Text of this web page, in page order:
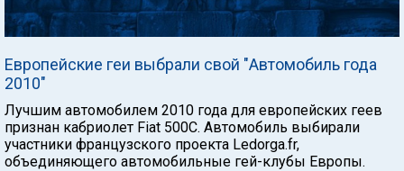
Европейские геи выбрали свой "Автомобиль года
2010"
Лучшим автомобилем 2010 года для европейских геев
признан кабриолет Fiat 500C. Автомобиль выбирали
участники французского проекта Ledorga.fr,
объединяющего автомобильные гей-клубы Европы.